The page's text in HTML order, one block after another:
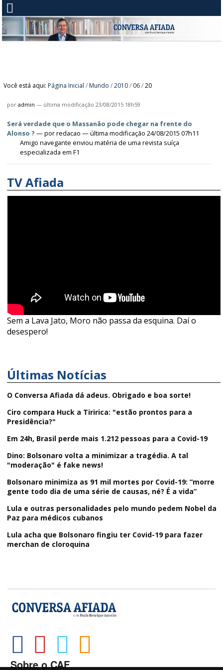
Você está aqui: Página Inicial / Mundo /2010 / 06 /20
poradmin — última modificação 23/08/2015 18h59
Será verdade que o Massanão pode chegar na frente do
Alonso ?—porredacao — última modificação 24/08/2015 07h11
Amigo navegante enviou matéria de uma revista suíça
especializada em F1
TV Afiada
Sem a Lava Jato, Moro não passa da esquina. Daí o
desespero!
Últimas Notícias
O Conversa Afiada dá adeus. Obrigado e boa sorte!
Ciro compara Huck a Tiririca: "estão prontos para a
Presidência?"
Em 24h, Brasil perde mais 1.212 pessoas para a Covid-19
Dino: Bolsonaro volta a minimizar a tragédia. A tal
"moderação" é fake news!
Bolsonaro minimiza as 91 mil mortes por Covid-19: “morre
gente todo dia de uma série de causas, né? É a vida”
Lula e outras personalidades pelo mundo pedem Nobel da
Paz para médicos cubanos
Lula acha que Bolsonaro fingiu ter Covid-19 para fazer
merchan de cloroquina
Sobre o CAF